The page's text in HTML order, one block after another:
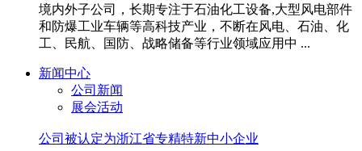
境内外子公司，长期专注于石油化工设备,大型风电部件
和防爆工业车辆等高科技产业，不断在风电、石油、化
工、民航、国防、战略储备等行业领域应用中 ...
新闻中心
公司新闻
展会活动
公司被认定为浙江省专精特新中小企业